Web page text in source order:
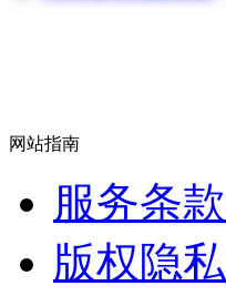
网站指南
服务条款
版权隐私